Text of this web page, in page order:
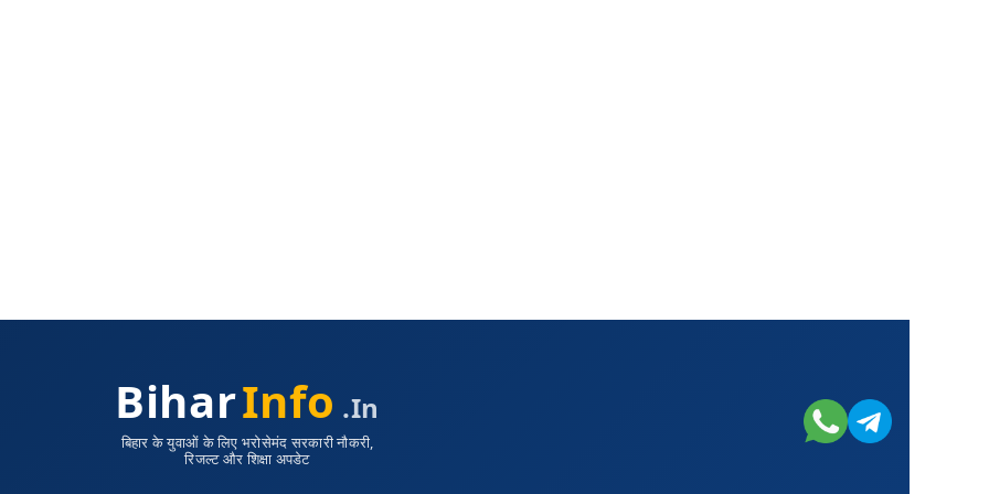
BiharInfo .in
बिहार के युवाओं के लिए भरोसेमंद सरकारी नौकरी,
रिजल्ट और शिक्षा अपडेट